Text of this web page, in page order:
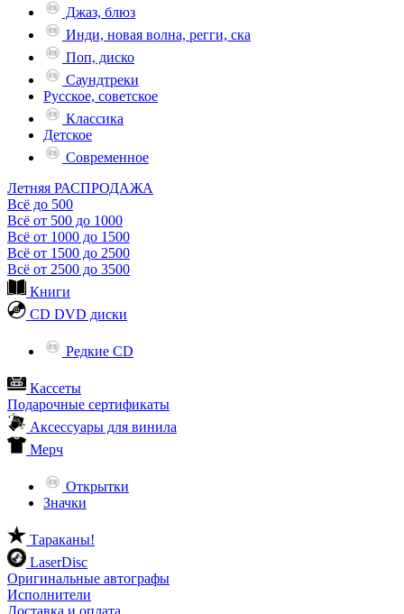
Джаз, блюз
Инди, новая волна, регги, ска
Поп, диско
Саундтреки
Русское, советское
Классика
Детское
Современное
Летняя РАСПРОДАЖА
Всё до 500
Всё от 500 до 1000
Всё от 1000 до 1500
Всё от 1500 до 2500
Всё от 2500 до 3500
Книги
CD DVD диски
Редкие CD
Кассеты
Подарочные сертификаты
Аксессуары для винила
Мерч
Открытки
Значки
Тараканы!
LaserDisc
Оригинальные автографы
Исполнители
Доставка и оплата